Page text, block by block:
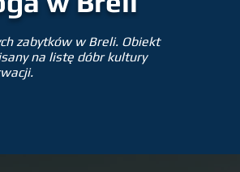
zabytków w Breli. Obiekt
na listę dóbr kultury